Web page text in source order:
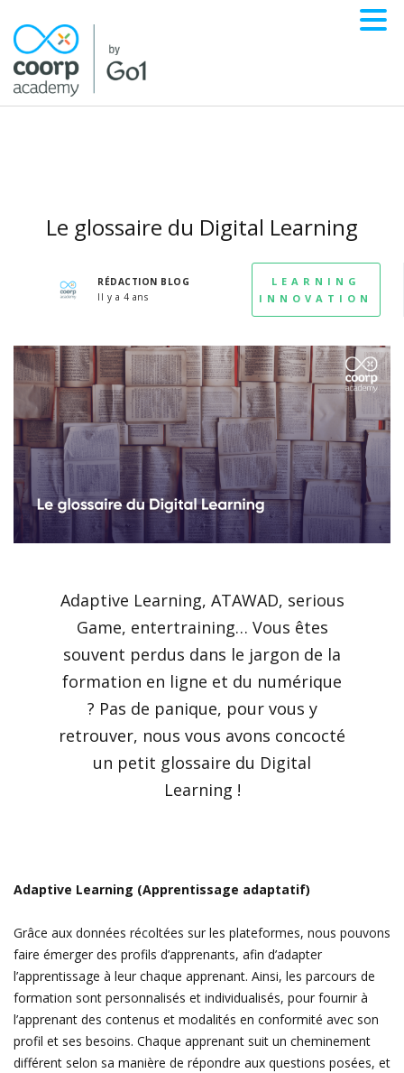
Le glossaire du Digital Learning
RÉDACTION BLOG
Il y a 4 ans
LEARNING
INNOVATION
Adaptive Learning, ATAWAD, serious
Game, entertraining… Vous êtes
souvent perdus dans le jargon de la
formation en ligne et du numérique
? Pas de panique, pour vous y
retrouver, nous vous avons concocté
un petit glossaire du Digital
Learning !
Adaptive Learning (Apprentissage adaptatif)
Grâce aux données récoltées sur les plateformes, nous pouvons
faire émerger des profils d’apprenants, afin d’adapter
l’apprentissage à leur chaque apprenant. Ainsi, les parcours de
formation sont personnalisés et individualisés, pour fournir à
l’apprenant des contenus et modalités en conformité avec son
profil et ses besoins. Chaque apprenant suit un cheminement
différent selon sa manière de répondre aux questions posées, et